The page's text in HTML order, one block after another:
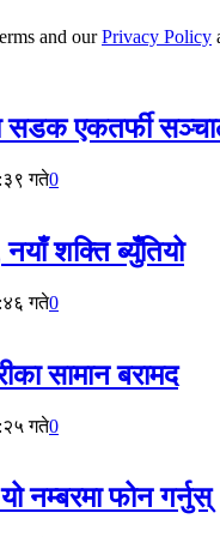
and ourPrivacy Policy
सडक एकतर्फी
गते0
नयाँ शक्ति ब्युँतियो
गते0
सामान बरामद
गते0
नम्बरमा फोन गर्नुस्